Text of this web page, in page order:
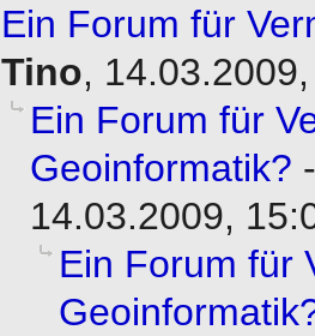
Ein Forum für
Tino,
Ein Forum für
Geoinformatik?
14.03.2009,
Ein Forum für